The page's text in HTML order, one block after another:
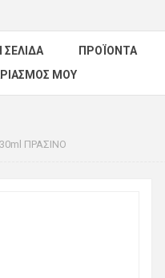
ΣΕΛΊΔΑ ΠΡΟΪΌΝΤΑ
ΜΟΥ
ΠΡΑΣΙΝΟ